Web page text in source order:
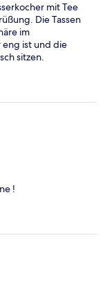
mit Tee
Die Tassen
im
eng ist und die
sitzen.
Ort fußläufig zu
dem Tier- oder
!